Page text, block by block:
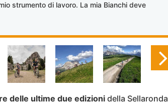
strumento di lavoro. La mia Bianchi deve
delle ultime due edizioni della Sellaronda